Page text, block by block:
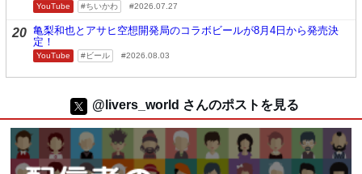
YouTube ちいかわ 2026.07.27
20 亀梨和也とアサヒ空想開発局のコラボビールが8月4日から発売決
定！
YouTube ビール 2026.08.03
@livers_world さんのポストを見る